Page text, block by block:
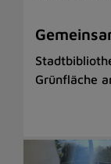
Grünfläche